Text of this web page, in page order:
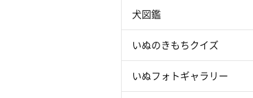
犬図鑑
いぬのきもちクイズ
いぬフォトギャラリー